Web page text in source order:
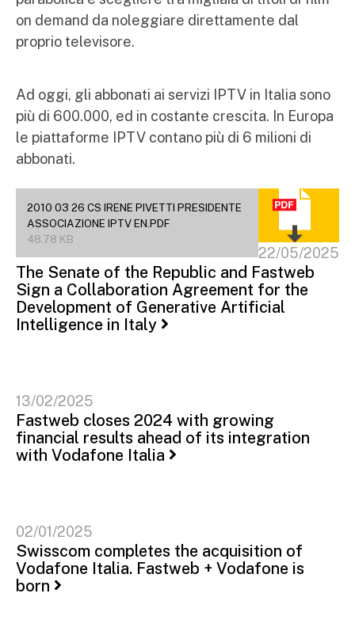
on demand da noleggiare direttamente dal
proprio televisore.
Ad oggi, gli abbonati ai servizi IPTV in Italia sono
più di 600.000, ed in costante crescita. In Europa
le piattaforme IPTV contano più di 6 milioni di
abbonati.
2010 03 26 CS IRENE PIVETTI PRESIDENTE
ASSOCIAZIONE IPTV EN.PDF
48.78 KB
22/05/2025
The Senate of the Republic and Fastweb
Sign a Collaboration Agreement for the
Development of Generative Artificial
Intelligence in Italy
13/02/2025
Fastweb closes 2024 with growing
financial results ahead of its integration
with Vodafone Italia
02/01/2025
Swisscom completes the acquisition of
Vodafone Italia. Fastweb + Vodafone is
born